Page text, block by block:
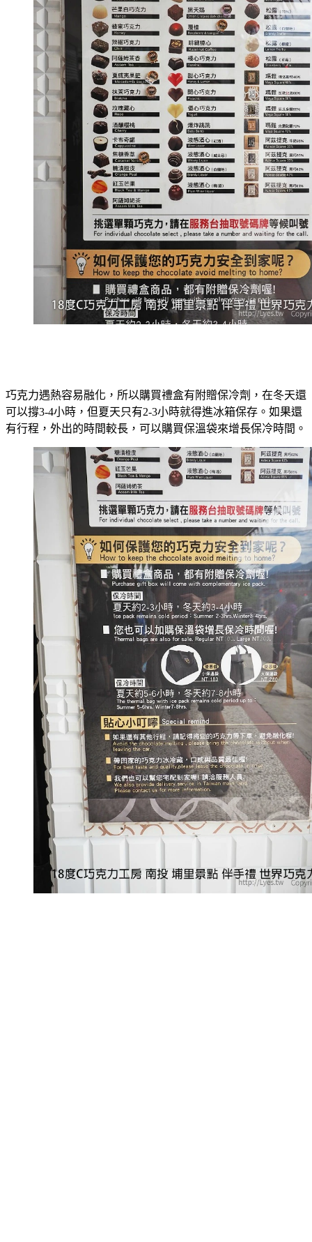
巧克力遇熱容易融化，所以購買禮盒有附贈保冷劑，在冬天還
可以撐3-4小時，但夏天只有2-3小時就得進冰箱保存。如果還
有行程，外出的時間較長，可以購買保溫袋來增長保冷時間。